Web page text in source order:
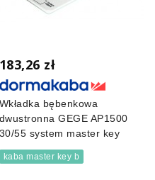
183,26 zł
Wkładka bębenkowa
dwustronna GEGE AP1500
30/55 system master key
kaba master key b